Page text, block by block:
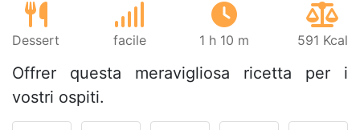
Dessert facile 1 h 10 m 591 Kcal
Offrer questa meravigliosa ricetta per i
vostri ospiti.